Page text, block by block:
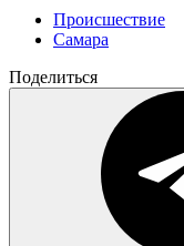
Происшествие
Самара
Поделиться